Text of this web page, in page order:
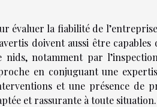
évaluer la fiabilité de
doivent aussi être capables
notamment par
en conjuguant une
et une présence de
et rassurante à toute situation.